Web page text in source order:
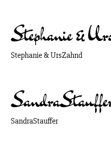
Stephanie &
Stephanie & UrsZahnd
Sandra
SandraStauffer